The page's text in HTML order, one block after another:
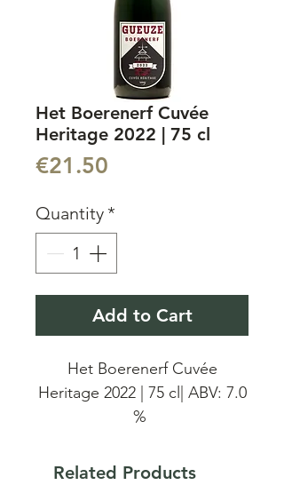
Het Boerenerf Cuvée
Heritage 2022 | 75 cl
€21.50
Quantity *
Add to Cart
Het Boerenerf Cuvée
Heritage 2022 | 75 cl| ABV: 7.0
%
Het Boerenerf Cuvée
Related Products